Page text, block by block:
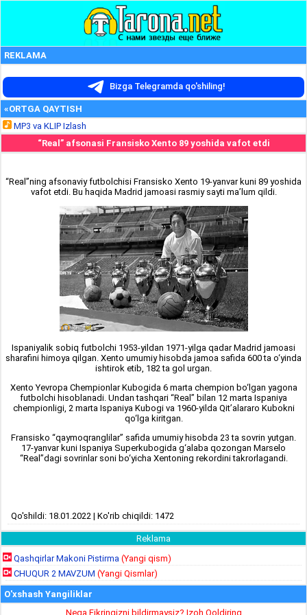
REKLAMA
Bizga Telegramda qo'shiling!
«ORTGA QAYTISH
MP3 va KLIP Izlash
“Real” afsonasi Fransisko Xento 89 yoshida vafot etdi
“Real”ning afsonaviy futbolchisi Fransisko Xento 19-yanvar kuni 89 yoshida
vafot etdi. Bu haqida Madrid jamoasi rasmiy sayti ma’lum qildi.
Ispaniyalik sobiq futbolchi 1953-yildan 1971-yilga qadar Madrid jamoasi
sharafini himoya qilgan. Xento umumiy hisobda jamoa safida 600 ta o‘yinda
ishtirok etib, 182 ta gol urgan.
Xento Yevropa Chempionlar Kubogida 6 marta chempion bo‘lgan yagona
futbolchi hisoblanadi. Undan tashqari “Real” bilan 12 marta Ispaniya
chempionligi, 2 marta Ispaniya Kubogi va 1960-yilda Qit’alararo Kubokni
qo‘lga kiritgan.
Fransisko “qaymoqranglilar” safida umumiy hisobda 23 ta sovrin yutgan.
17-yanvar kuni Ispaniya Superkubogida g‘alaba qozongan Marselo
“Real”dagi sovrinlar soni bo‘yicha Xentoning rekordini takrorlagandi.
Qo'shildi: 18.01.2022 | Ko'rib chiqildi: 1472
Reklama
Qashqirlar Makoni Pistirma (Yangi qism)
CHUQUR 2 MAVZUM (Yangi Qismlar)
O'xshash Yangiliklar
Nega Fikringizni bildirmaysiz? Izoh Qoldiring